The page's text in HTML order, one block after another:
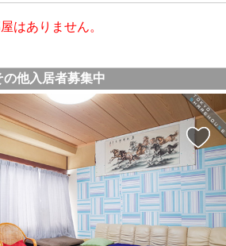
はありません。
の他入居者募集中